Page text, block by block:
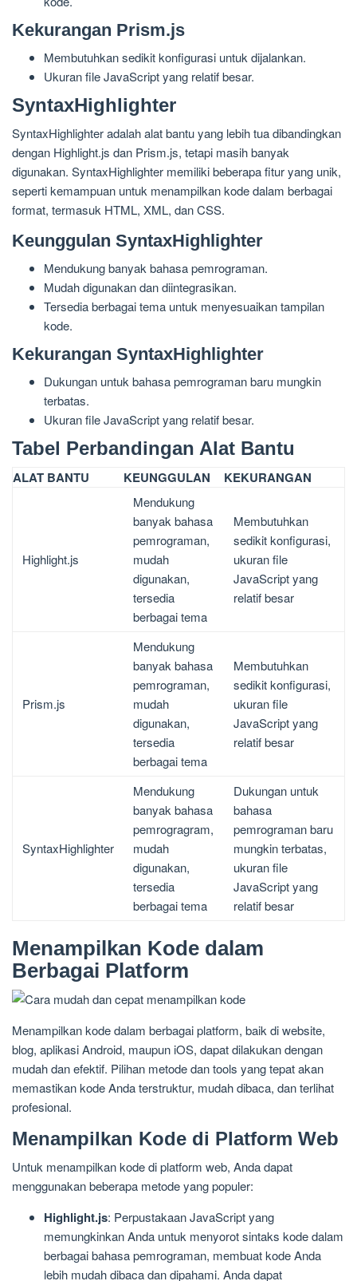
Kekurangan Prism.js
Membutuhkan sedikit konfigurasi untuk dijalankan.
Ukuran file JavaScript yang relatif besar.
SyntaxHighlighter
SyntaxHighlighter adalah alat bantu yang lebih tua dibandingkan
dengan Highlight.js dan Prism.js, tetapi masih banyak
digunakan. SyntaxHighlighter memiliki beberapa fitur yang unik,
seperti kemampuan untuk menampilkan kode dalam berbagai
format, termasuk HTML, XML, dan CSS.
Keunggulan SyntaxHighlighter
Mendukung banyak bahasa pemrograman.
Mudah digunakan dan diintegrasikan.
Tersedia berbagai tema untuk menyesuaikan tampilan
kode.
Kekurangan SyntaxHighlighter
Dukungan untuk bahasa pemrograman baru mungkin
terbatas.
Ukuran file JavaScript yang relatif besar.
Tabel Perbandingan Alat Bantu
ALAT BANTU KEUNGGULAN KEKURANGAN
Highlight.js
Mendukung
banyak bahasa
pemrograman,
mudah
digunakan,
tersedia
berbagai tema
Membutuhkan
sedikit konfigurasi,
ukuran file
JavaScript yang
relatif besar
Prism.js
Mendukung
banyak bahasa
pemrograman,
mudah
digunakan,
tersedia
berbagai tema
Membutuhkan
sedikit konfigurasi,
ukuran file
JavaScript yang
relatif besar
SyntaxHighlighter
Mendukung
banyak bahasa
pemrogragram,
mudah
digunakan,
tersedia
berbagai tema
Dukungan untuk
bahasa
pemrograman baru
mungkin terbatas,
ukuran file
JavaScript yang
relatif besar
Menampilkan Kode dalam
Berbagai Platform
Menampilkan kode dalam berbagai platform, baik di website,
blog, aplikasi Android, maupun iOS, dapat dilakukan dengan
mudah dan efektif. Pilihan metode dan tools yang tepat akan
memastikan kode Anda terstruktur, mudah dibaca, dan terlihat
profesional.
Menampilkan Kode di Platform Web
Untuk menampilkan kode di platform web, Anda dapat
menggunakan beberapa metode yang populer:
Highlight.js: Perpustakaan JavaScript yang
memungkinkan Anda untuk menyorot sintaks kode dalam
berbagai bahasa pemrograman, membuat kode Anda
lebih mudah dibaca dan dipahami. Anda dapat